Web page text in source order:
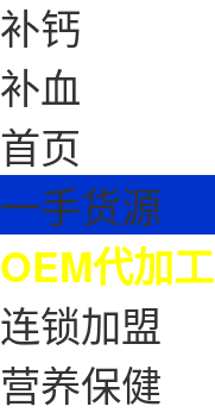
补钙
补血
首页
一手货源
OEM代加工
连锁加盟
营养保健